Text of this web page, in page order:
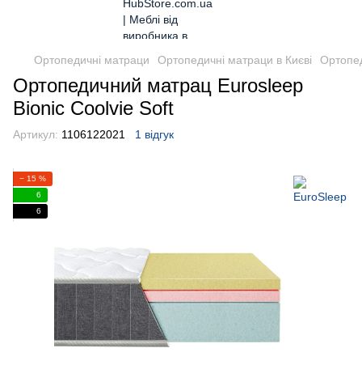
Ортопедичні матраци Ортопедичні матраци в Києві
Ортопедичний матрац Eurosleep
Bionic Coolvie Soft
Артикул: 1106122021 1 відгук
− 15 %
6
6